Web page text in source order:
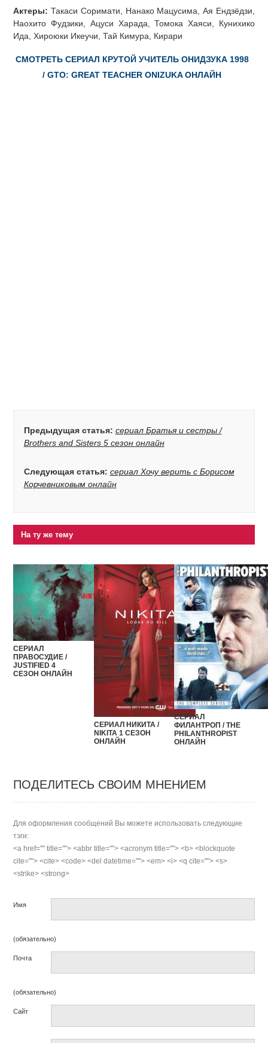
Актеры: Такаси Соримати, Нанако Мацусима, Ая Ендзёдзи,
Наохито Фудзики, Ацуси Харада, Томока Хаяси, Кунихико
Ида, Хироюки Икеучи, Тай Кимура, Кирари
СМОТРЕТЬ СЕРИАЛ КРУТОЙ УЧИТЕЛЬ ОНИДЗУКА 1998
/ GTO: GREAT TEACHER ONIZUKA ОНЛАЙН
Предыдущая статья: сериал Братья и сестры /
Brothers and Sisters 5 сезон онлайн
Следующая статья: сериал Хочу верить с Борисом
Корчевниковым онлайн
На ту же тему
СЕРИАЛ
ПРАВОСУДИЕ /
JUSTIFIED 4
СЕЗОН ОНЛАЙН
СЕРИАЛ НИКИТА /
NIKITA 1 СЕЗОН
ОНЛАЙН
СЕРИАЛ
ФИЛАНТРОП / THE
PHILANTHROPIST
ОНЛАЙН
ПОДЕЛИТЕСЬ СВОИМ МНЕНИЕМ
Для оформления сообщений Вы можете использовать следующие
тэги:
<a href="" title=""> <abbr title=""> <acronym title=""> <b> <blockquote
cite=""> <cite> <code> <del datetime=""> <em> <i> <q cite=""> <s>
<strike> <strong>
Имя
(обязательно)
Почта
(обязательно)
Сайт